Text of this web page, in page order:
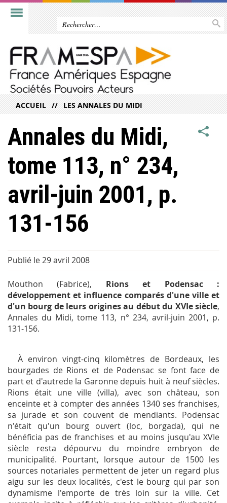
ACCUEIL LES ANNALES DU MIDI
Annales du Midi,
tome 113, n° 234,
avril-juin 2001, p.
131-156
Publié le 29 avril 2008
Mouthon (Fabrice), Rions et Podensac :
développement et influence comparés d'une ville et
d'un bourg de leurs origines au début du XVIe siècle,
Annales du Midi, tome 113, n° 234, avril-juin 2001, p.
131-156.
À environ vingt-cinq kilomètres de Bordeaux, les
bourgades de Rions et de Podensac se font face de
part et d'autrede la Garonne depuis huit à neuf siècles.
Rions était une ville (villa), avec son château, son
enceinte et à compter des années 1340 ses franchises,
sa jurade et son couvent de mendiants. Podensac
n'était qu'un bourg ouvert (loc, borgada), qui ne
bénéficia pas de franchises et au moins jusqu'au XVIe
siècle resta dépourvu du moindre embryon de
municipalité. Pourtant, lorsque autour de 1500 les
sources notariales permettent de jeter un regard plus
aigu sur les deux localités, c'est le bourg qui par son
dynamisme l'emporte de très loin sur la ville. Cet